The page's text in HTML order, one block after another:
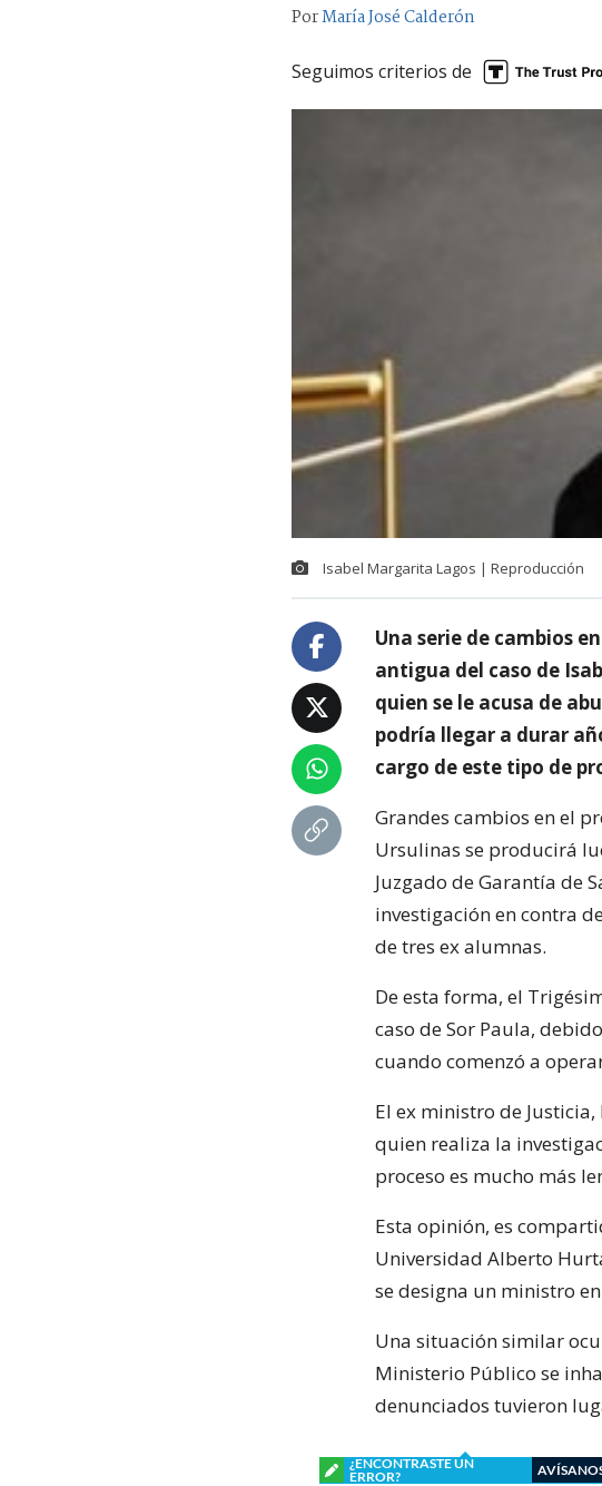
PorMaría José Calderón
Seguimos criterios de
Isabel Margarita Lagos | Reproducción
Una serie de cambios
antigua del caso de
quien se le acusa de
podría llegar a durar
cargo de este tipo de
Grandes cambios en el
Ursulinas se producirá
Juzgado de Garantía de
investigación en contra
de tres ex alumnas.
De esta forma, el
caso de Sor Paula,
cuando comenzó a
El ex ministro de
quien realiza la
proceso es mucho más
Esta opinión, es
Universidad Alberto
se designa un ministro
Una situación similar
Ministerio Público se
denunciados tuvieron
¿ENCONTRASTE UN
ERROR?